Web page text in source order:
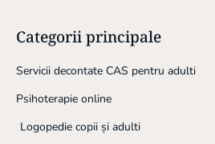
Categorii principale
Servicii decontate CAS pentru adulti
Psihoterapie online
Logopedie copii și adulti